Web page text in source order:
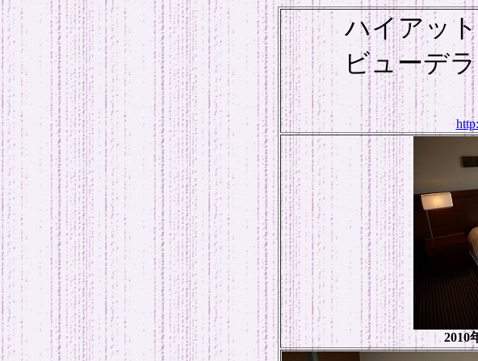
ハイアッ
ビューデ
2010